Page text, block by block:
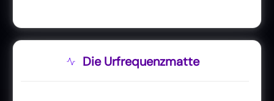
Die Urfrequenzmatte